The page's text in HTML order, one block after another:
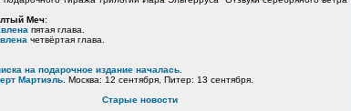
Меч:
пятая глава.
четвёртая глава.
на подарочное издание началась
Мартиэль . Москва: 12 сентября, Питер: 13 сентября.
Старые новости